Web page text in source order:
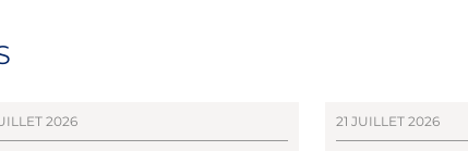
2026 21 JUILLET 2026